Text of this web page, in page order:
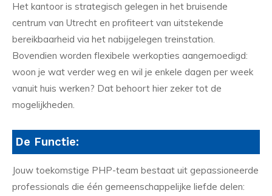
Het kantoor is strategisch gelegen in het bruisende
centrum van Utrecht en profiteert van uitstekende
bereikbaarheid via het nabijgelegen treinstation.
Bovendien worden flexibele werkopties aangemoedigd:
woon je wat verder weg en wil je enkele dagen per week
vanuit huis werken? Dat behoort hier zeker tot de
mogelijkheden.
De Functie:
Jouw toekomstige PHP-team bestaat uit gepassioneerde
professionals die één gemeenschappelijke liefde delen: